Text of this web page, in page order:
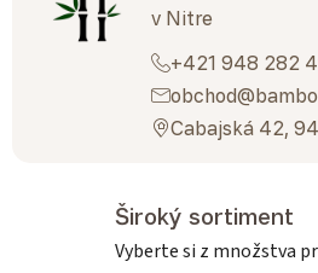
v Nitre
+421 948 282
Cabajská 42,
Široký sortiment
Vyberte si z množstva